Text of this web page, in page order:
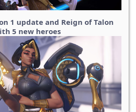
1 update and Reign of Talon
5 new heroes